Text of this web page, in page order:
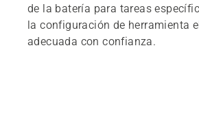
de la batería para tareas
la configuración de herramienta
adecuada con confianza.